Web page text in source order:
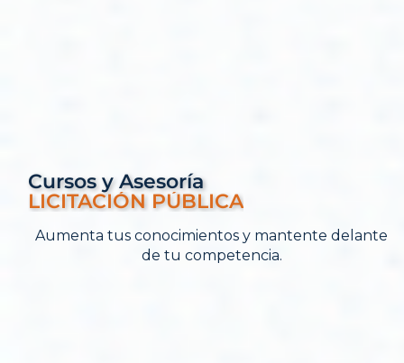
Cursos y Asesoría
Aumenta tus conocimientos y mantente delante
de tu competencia.